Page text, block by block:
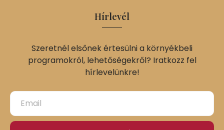
Hírlevél
Szeretnél elsőnek értesülni a környékbeli
programokról, lehetőségekről? Iratkozz fel
hírlevelünkre!